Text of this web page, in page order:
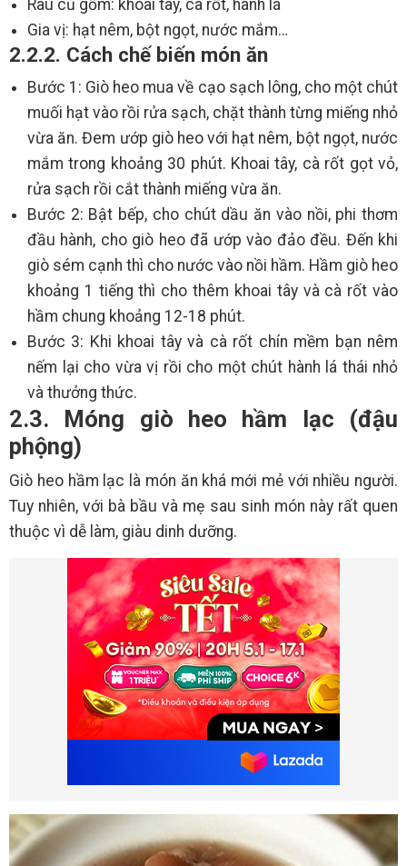
Rau củ gồm: khoai tây, cà rốt, hành lá
Gia vị: hạt nêm, bột ngọt, nước mắm…
2.2.2. Cách chế biến món ăn
Bước 1: Giò heo mua về cạo sạch lông, cho một chút
muối hạt vào rồi rửa sạch, chặt thành từng miếng nhỏ
vừa ăn. Đem ướp giò heo với hạt nêm, bột ngọt, nước
mắm trong khoảng 30 phút. Khoai tây, cà rốt gọt vỏ,
rửa sạch rồi cắt thành miếng vừa ăn.
Bước 2: Bật bếp, cho chút dầu ăn vào nồi, phi thơm
đầu hành, cho giò heo đã ướp vào đảo đều. Đến khi
giò sém cạnh thì cho nước vào nồi hầm. Hầm giò heo
khoảng 1 tiếng thì cho thêm khoai tây và cà rốt vào
hầm chung khoảng 12-18 phút.
Bước 3: Khi khoai tây và cà rốt chín mềm bạn nêm
nếm lại cho vừa vị rồi cho một chút hành lá thái nhỏ
và thưởng thức.
2.3. Móng giò heo hầm lạc (đậu
phộng)
Giò heo hầm lạc là món ăn khá mới mẻ với nhiều người.
Tuy nhiên, với bà bầu và mẹ sau sinh món này rất quen
thuộc vì dễ làm, giàu dinh dưỡng.